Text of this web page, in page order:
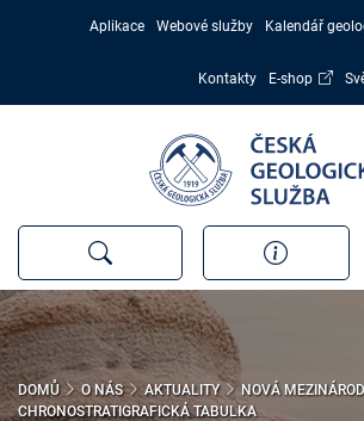
Aplikace Webové služby Kalendář
Kontakty E-shop
DOMŮ O NÁS AKTUALITY
NOVÁ
CHRONOSTRATIGRAFICKÁ TABULKA